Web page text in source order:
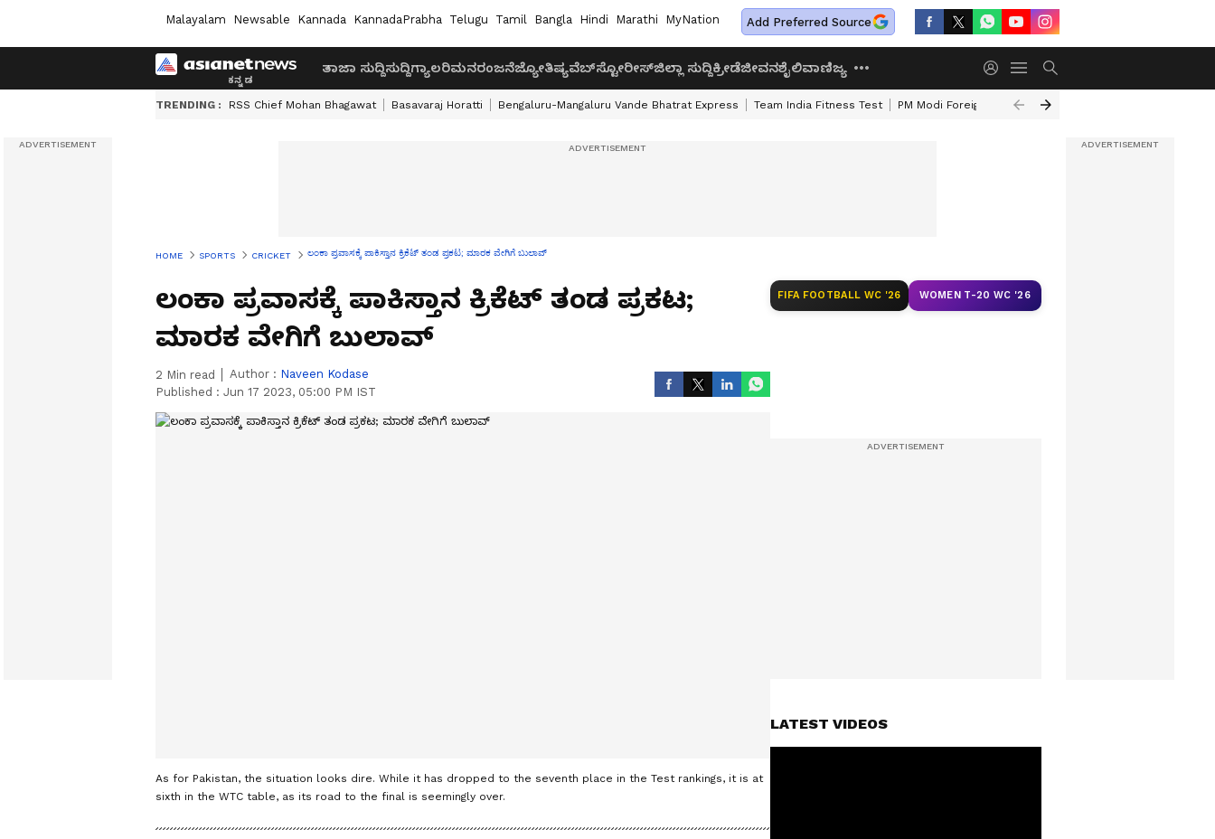
Malayalam Newsable Kannada KannadaPrabha Telugu Tamil Bangla Hindi Marathi MyNation Add Preferred Source
ತಾಜಾ ಸುದ್ದಿಸುದ್ದಿಗ್ಯಾಲರಿಮನರಂಜನೆಜ್ಯೋತಿಷ್ಯವೆಬ್‌ಸ್ಟೋರೀಸ್ಜಿಲ್ಲಾ ಸುದ್ದಿಕ್ರೀಡೆಜೀವನಶೈಲಿವಾಣಿಜ್ಯ
TRENDING : RSS Chief Mohan Bhagawat Basavaraj Horatti Bengaluru-Mangaluru Vande Bhatrat Express Team India Fitness Test PM Modi Foreign Travel Expenditure
HOME SPORTS CRICKET ಲಂಕಾ ಪ್ರವಾಸಕ್ಕೆ ಪಾಕಿಸ್ತಾನ ಕ್ರಿಕೆಟ್ ತಂಡ ಪ್ರಕಟ; ಮಾರಕ ವೇಗಿಗೆ ಬುಲಾವ್
ಲಂಕಾ ಪ್ರವಾಸಕ್ಕೆ ಪಾಕಿಸ್ತಾನ ಕ್ರಿಕೆಟ್ ತಂಡ ಪ್ರಕಟ;
ಮಾರಕ ವೇಗಿಗೆ ಬುಲಾವ್
2 Min read Author : Naveen Kodase
Published : Jun 17 2023, 05:00 PM IST
As for Pakistan, the situation looks dire. While it has dropped to the seventh place in the Test rankings, it is at
sixth in the WTC table, as its road to the final is seemingly over.
FIFA FOOTBALL WC '26 WOMEN T-20 WC '26
LATEST VIDEOS